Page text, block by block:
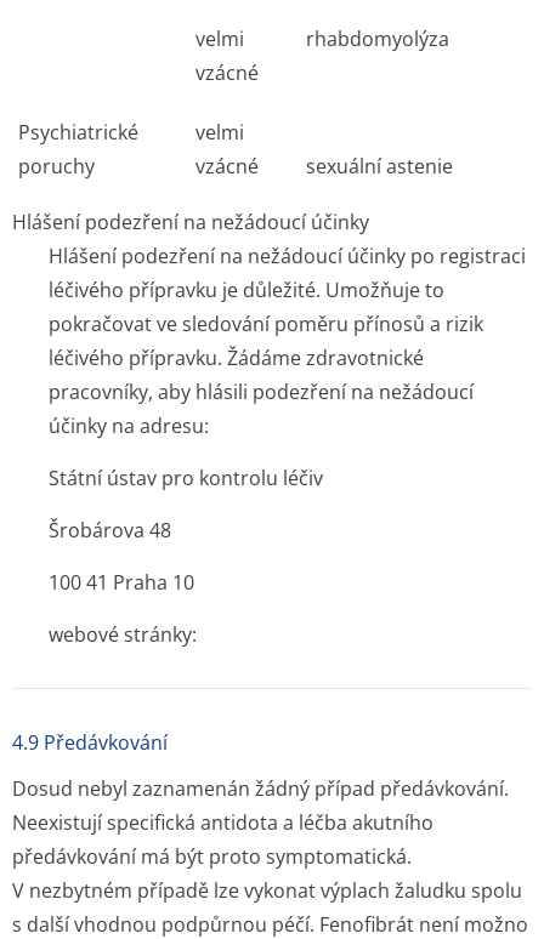
velmi
vzácné
rhabdomyolýza
Psychiatrické
poruchy
velmi
vzácné
sexuální astenie
Hlášení podezření na nežádoucí účinky
Hlášení podezření na nežádoucí účinky po registraci
léčivého přípravku je důležité. Umožňuje to
pokračovat ve sledování poměru přínosů a rizik
léčivého přípravku. Žádáme zdravotnické
pracovníky, aby hlásili podezření na nežádoucí
účinky na adresu:
Státní ústav pro kontrolu léčiv
Šrobárova 48
100 41 Praha 10
webové stránky:
4.9 Předávkování
Dosud nebyl zaznamenán žádný případ předávkování.
Neexistují specifická antidota a léčba akutního
předávkování má být proto symptomatická.
V nezbytném případě lze vykonat výplach žaludku spolu
s další vhodnou podpůrnou péčí. Fenofibrát není možno